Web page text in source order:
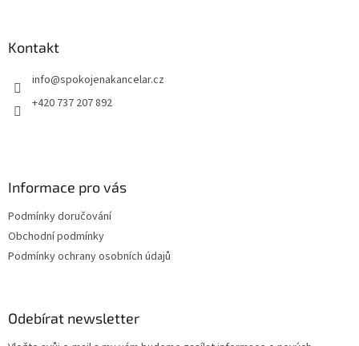
Kontakt
info@spokojenakancelar.cz
+420 737 207 892
Informace pro vás
Podmínky doručování
Obchodní podmínky
Podmínky ochrany osobních údajů
Odebírat newsletter